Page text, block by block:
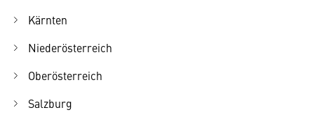
Kärnten
Niederösterreich
Oberösterreich
Salzburg